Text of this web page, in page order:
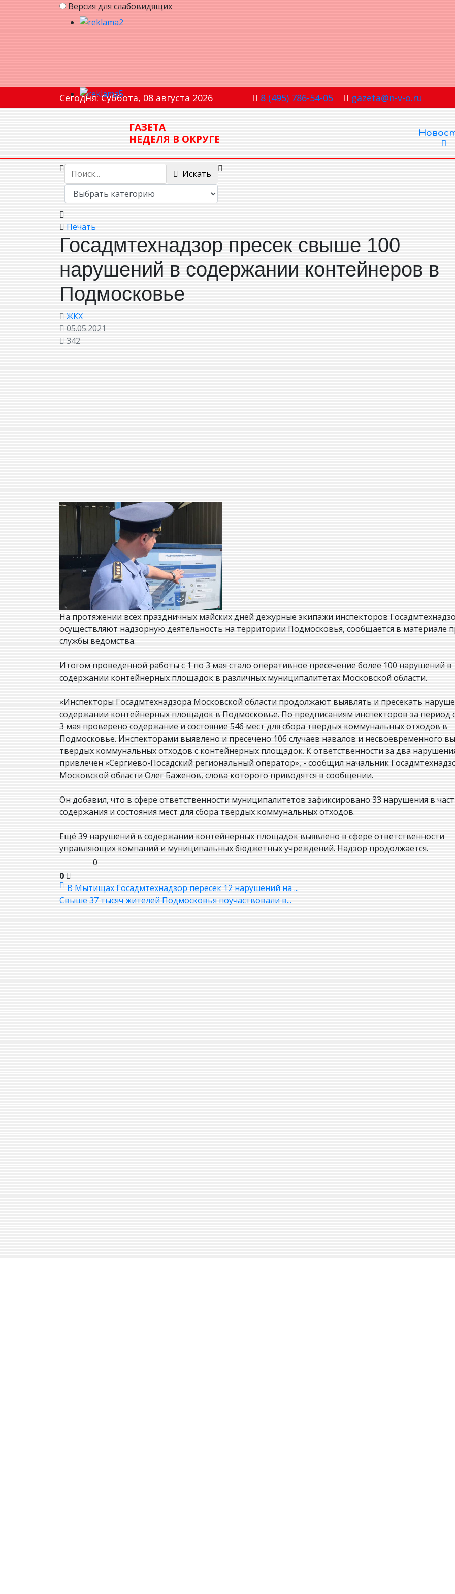
Версия для слабовидящих
Сегодня: Суббота, 08 августа 2026 8 (495) 786-54-05 gazeta@n-v-o.ru
ГАЗЕТА
НЕДЕЛЯ В ОКРУГЕ
Искать
Печать
Госадмтехнадзор пресек свыше 100
нарушений в содержании контейнеров в
Подмосковье
ЖКХ
05.05.2021
342
На протяжении всех праздничных майских дней дежурные экипажи инспекторов
осуществляют надзорную деятельность на территории Подмосковья, сообщается в материале
службы ведомства.
Итогом проведенной работы с 1 по 3 мая стало оперативное пресечение более 100 нарушений в
содержании контейнерных площадок в различных муниципалитетах Московской области.
«Инспекторы Госадмтехнадзора Московской области продолжают выявлять и пресекать
содержании контейнерных площадок в Подмосковье. По предписаниям инспекторов за период
3 мая проверено содержание и состояние 546 мест для сбора твердых коммунальных отходов в
Подмосковье. Инспекторами выявлено и пресечено 106 случаев навалов и несвоевременного
твердых коммунальных отходов с контейнерных площадок. К ответственности за два
привлечен «Сергиево-Посадский региональный оператор», - сообщил начальник
Московской области Олег Баженов, слова которого приводятся в сообщении.
Он добавил, что в сфере ответственности муниципалитетов зафиксировано 33 нарушения в
содержания и состояния мест для сбора твердых коммунальных отходов.
Ещё 39 нарушений в содержании контейнерных площадок выявлено в сфере ответственности
управляющих компаний и муниципальных бюджетных учреждений. Надзор продолжается.
0
0
В Мытищах Госадмтехнадзор пересек 12 нарушений на ...
Свыше 37 тысяч жителей Подмосковья поучаствовали в...